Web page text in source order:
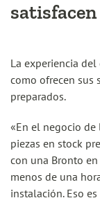
La experiencia
como ofrecen sus
preparados.
«En el negocio
piezas en stock
con una Bronto
menos de una
instalación. Eso